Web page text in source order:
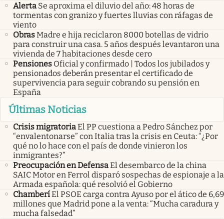
Alerta Se aproxima el diluvio del año: 48 horas de
tormentas con granizo y fuertes lluvias con ráfagas de
viento
ObrasMadre e hija reciclaron 8000 botellas de vidrio
para construir una casa. 5 años después levantaron una
vivienda de 7 habitaciones desde cero
Pensiones Oficial y confirmado | Todos los jubilados y
pensionados deberán presentar el certificado de
supervivencia para seguir cobrando su pensión en
España
Últimas Noticias
Crisis migratoriaEl PP cuestiona a Pedro Sánchez por
“envalentonarse” con Italia tras la crisis en Ceuta: “¿Por
qué no lo hace con el país de donde vinieron los
inmigrantes?”
Preocupación en DefensaEl desembarco de la china
SAIC Motor en Ferrol disparó sospechas de espionaje a la
Armada española: qué resolvió el Gobierno
ChamberíEl PSOE carga contra Ayuso por el ático de 6,69
millones que Madrid pone a la venta: “Mucha caradura y
mucha falsedad”